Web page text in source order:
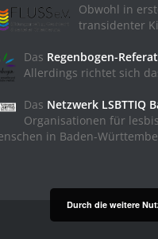
Obwohl in
transidenter
Das Regenbogen-Referat
Allerdings richtet sich
Das Netzwerk LSBTTIQ
Organisationen für
in Baden-
Durch die weitere